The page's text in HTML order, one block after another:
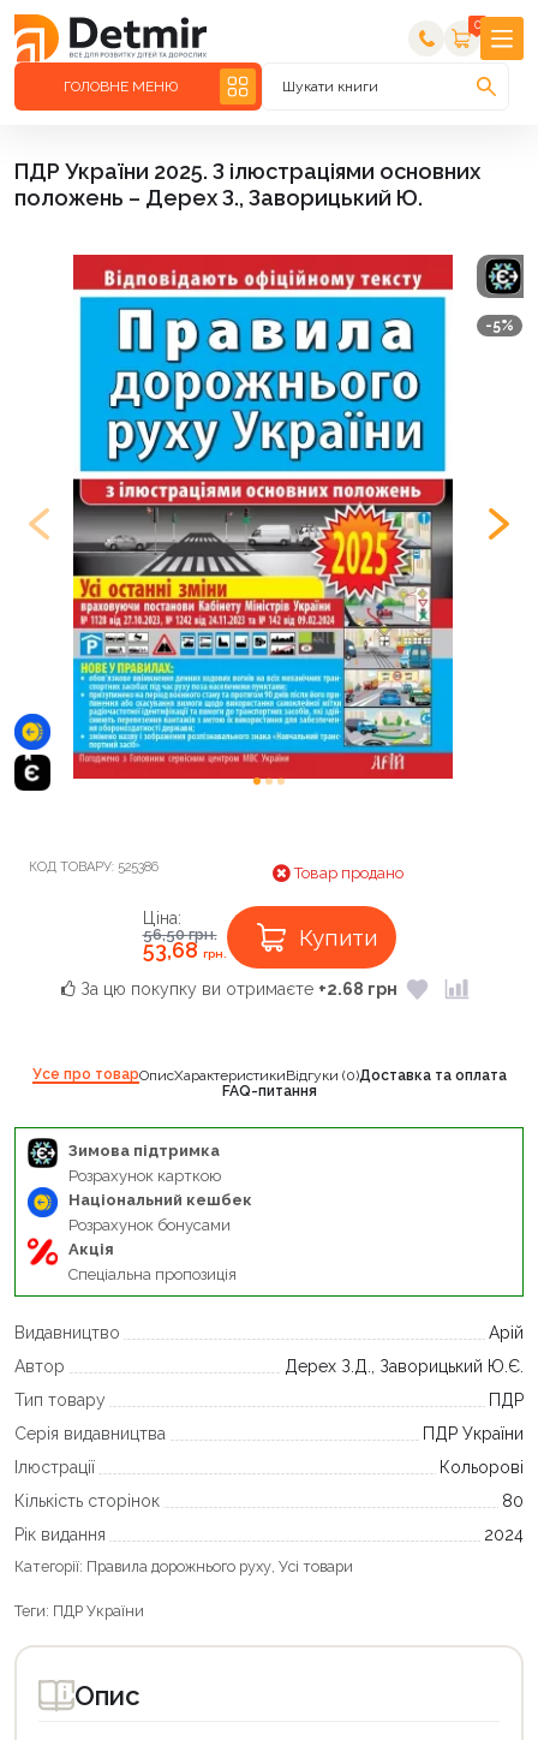
0
ГОЛОВНЕ МЕНЮ Шукати книги
ПДР України 2025. З ілюстраціями основних
положень – Дерех З., Заворицький Ю.
-5%
КОД ТОВАРУ: 525386 Товар продано
Ціна:
56,50грн.
53,68 грн.
Купити
За цю покупку ви отримаєте +2.68 грн
Усе про товарОписХарактеристикиВідгуки (0)Доставка та оплата
FAQ-питання
Зимова підтримка
Розрахунок карткою
Національний кешбек
Розрахунок бонусами
Акція
Спеціальна пропозиція
Видавництво
Арій
Автор
Дерех З.Д., Заворицький Ю.Є.
Тип товару
ПДР
Серія видавництва
ПДР України
Ілюстрації
Кольорові
Кількість сторінок
80
Рік видання
2024
Категорії: Правила дорожнього руху, Усі товари
Теги: ПДР України
Опис